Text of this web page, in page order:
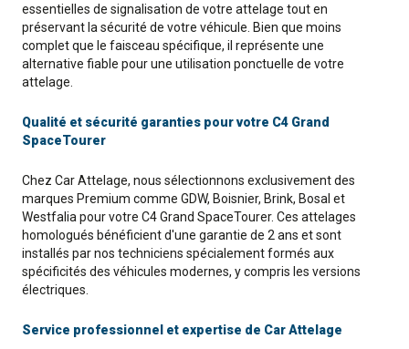
essentielles de signalisation de votre attelage tout en
préservant la sécurité de votre véhicule. Bien que moins
complet que le faisceau spécifique, il représente une
alternative fiable pour une utilisation ponctuelle de votre
attelage.
Qualité et sécurité garanties pour votre C4 Grand
SpaceTourer
Chez Car Attelage, nous sélectionnons exclusivement des
marques Premium comme GDW, Boisnier, Brink, Bosal et
Westfalia pour votre C4 Grand SpaceTourer. Ces attelages
homologués bénéficient d'une garantie de 2 ans et sont
installés par nos techniciens spécialement formés aux
spécificités des véhicules modernes, y compris les versions
électriques.
Service professionnel et expertise de Car Attelage